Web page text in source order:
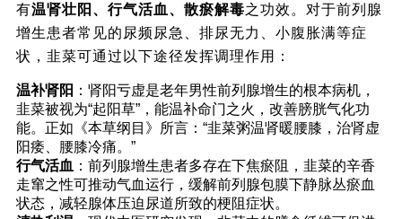
有温肾壮阳、行气活血、散瘀解毒之功效。对于前列腺
增生患者常见的尿频尿急、排尿无力、小腹胀满等症
状，韭菜可通过以下途径发挥调理作用：
温补肾阳 ：肾阳亏虚是老年男性前列腺增生的根本病机，
韭菜被视为“起阳草”，能温补命门之火，改善膀胱气化功
能。正如《本草纲目》所言：“韭菜粥温肾暖腰膝，治肾虚
阳痿、腰膝冷痛。”
行气活血 ：前列腺增生患者多存在下焦瘀阻，韭菜的辛香
走窜之性可推动气血运行，缓解前列腺包膜下静脉丛瘀血
状态，减轻腺体压迫尿道所致的梗阻症状。